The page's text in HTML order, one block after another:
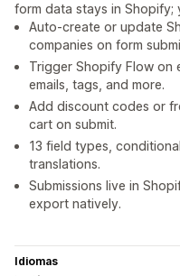
form data stays in Shopify;
Auto-create or update
companies on form
Trigger Shopify Flow on
emails, tags, and more.
Add discount codes or
cart on submit.
13 field types,
translations.
Submissions live in
export natively.
Idiomas